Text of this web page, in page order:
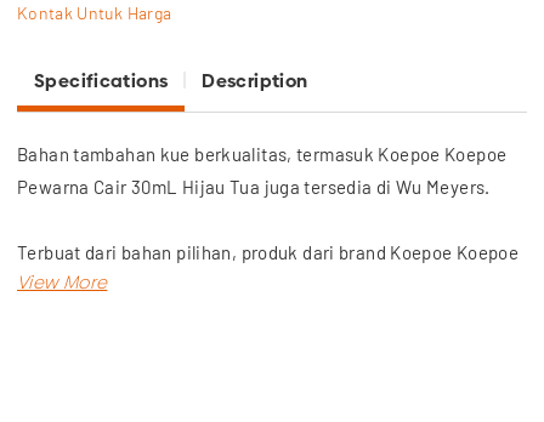
Kontak Untuk Harga
Specifications Description
Bahan tambahan kue berkualitas, termasuk Koepoe Koepoe
Pewarna Cair 30mL Hijau Tua juga tersedia di Wu Meyers.
Terbuat dari bahan pilihan, produk dari brand Koepoe Koepoe
ini menghasilkan warna hijau tua terbaik.